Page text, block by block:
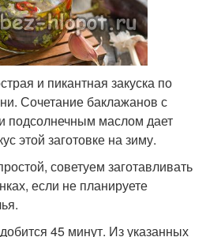
и пикантная закуска по
Сочетание баклажанов с
подсолнечным маслом дает
этой заготовке на зиму.
советуем заготавливать
если не планируете
45 минут. Из указанных